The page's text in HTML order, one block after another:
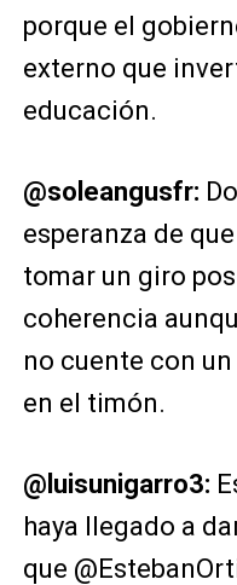
porque el
externo que
educación.
@soleangusfr:
esperanza de
tomar un giro
coherencia
no cuente con
en el timón.
@luisunigarro3:
haya llegado a
que